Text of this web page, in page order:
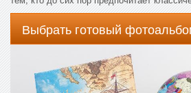
Выбрать готовый